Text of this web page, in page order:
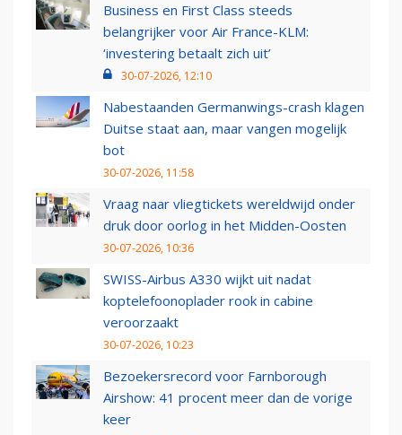
Business en First Class steeds
belangrijker voor Air France-KLM:
‘investering betaalt zich uit’
30-07-2026, 12:10
Nabestaanden Germanwings-crash klagen
Duitse staat aan, maar vangen mogelijk
bot
30-07-2026, 11:58
Vraag naar vliegtickets wereldwijd onder
druk door oorlog in het Midden-Oosten
30-07-2026, 10:36
SWISS-Airbus A330 wijkt uit nadat
koptelefoonoplader rook in cabine
veroorzaakt
30-07-2026, 10:23
Bezoekersrecord voor Farnborough
Airshow: 41 procent meer dan de vorige
keer